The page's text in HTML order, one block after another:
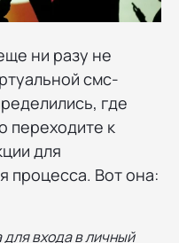
ни разу не
смс-
где
переходите к
для
процесса. Вот она:
входа в личный